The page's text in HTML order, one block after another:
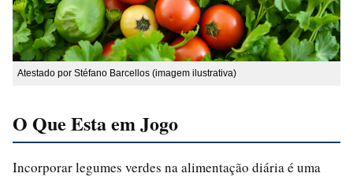
Atestado por Stéfano Barcellos (imagem ilustrativa)
O Que Esta em Jogo
Incorporar legumes verdes na alimentação diária é uma